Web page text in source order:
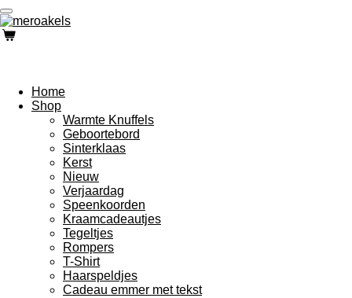
Ga
direct
naar
Home
Shop
Warmte Knuffels
Geboortebord
Sinterklaas
Kerst
Nieuw
Verjaardag
Speenkoorden
Kraamcadeautjes
Tegeltjes
Rompers
T-Shirt
Haarspeldjes
Cadeau emmer met tekst